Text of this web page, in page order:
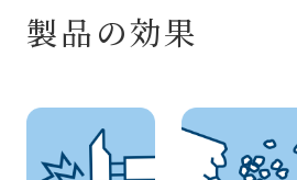
製品の効果